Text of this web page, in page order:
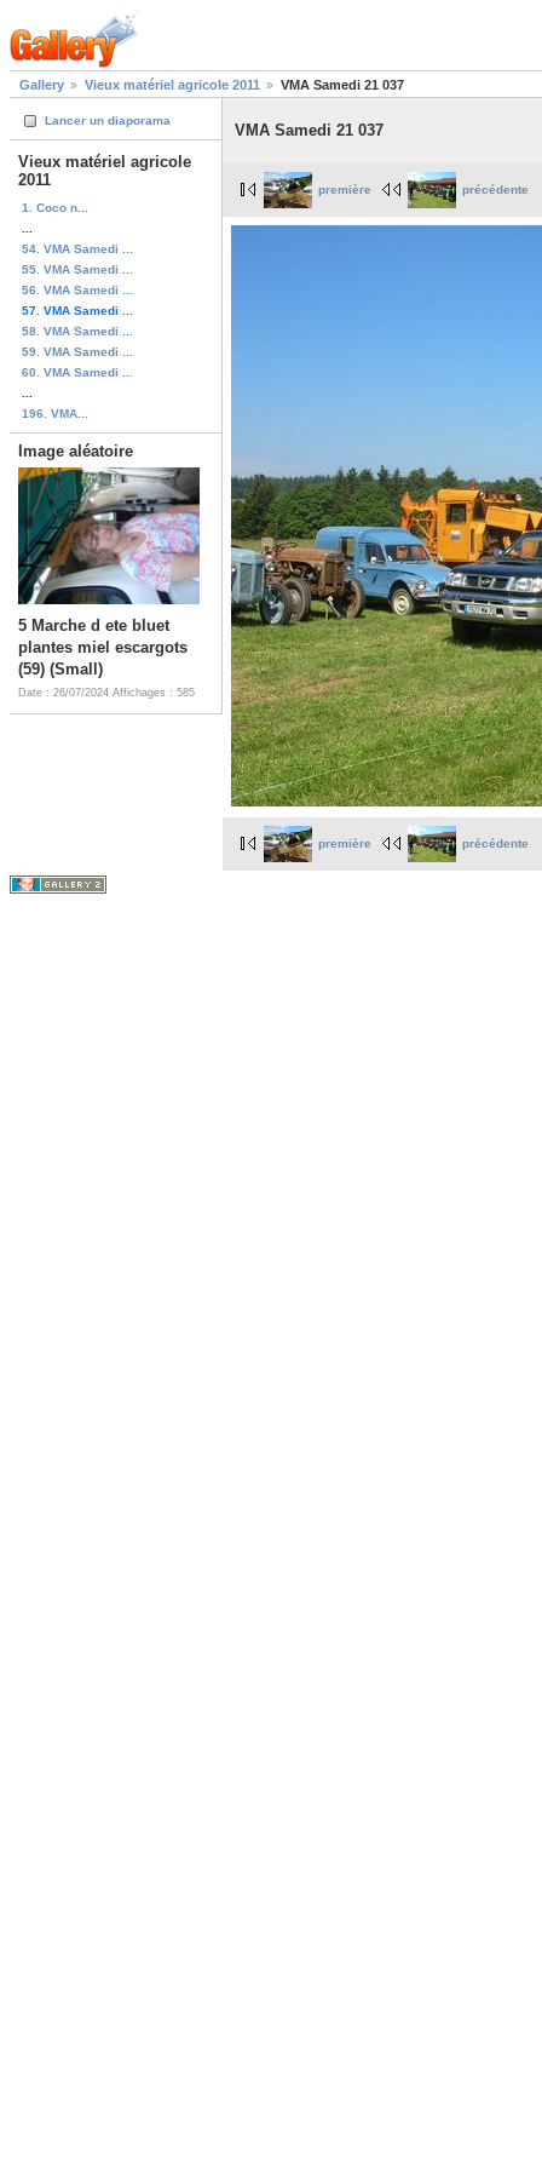
Gallery Vieux matériel agricole 2011 VMA Samedi 21 037
Lancer un diaporama
Vieux matériel agricole
2011
1. Coco n...
54. VMA Samedi ...
55. VMA Samedi ...
56. VMA Samedi ...
57. VMA Samedi ...
58. VMA Samedi ...
59. VMA Samedi ...
60. VMA Samedi ...
196. VMA...
Image aléatoire
5 Marche d ete bluet
plantes miel escargots
(59) (Small)
Date : 26/07/2024 Affichages : 585
VMA Samedi 21 037
première précédente
première précédente